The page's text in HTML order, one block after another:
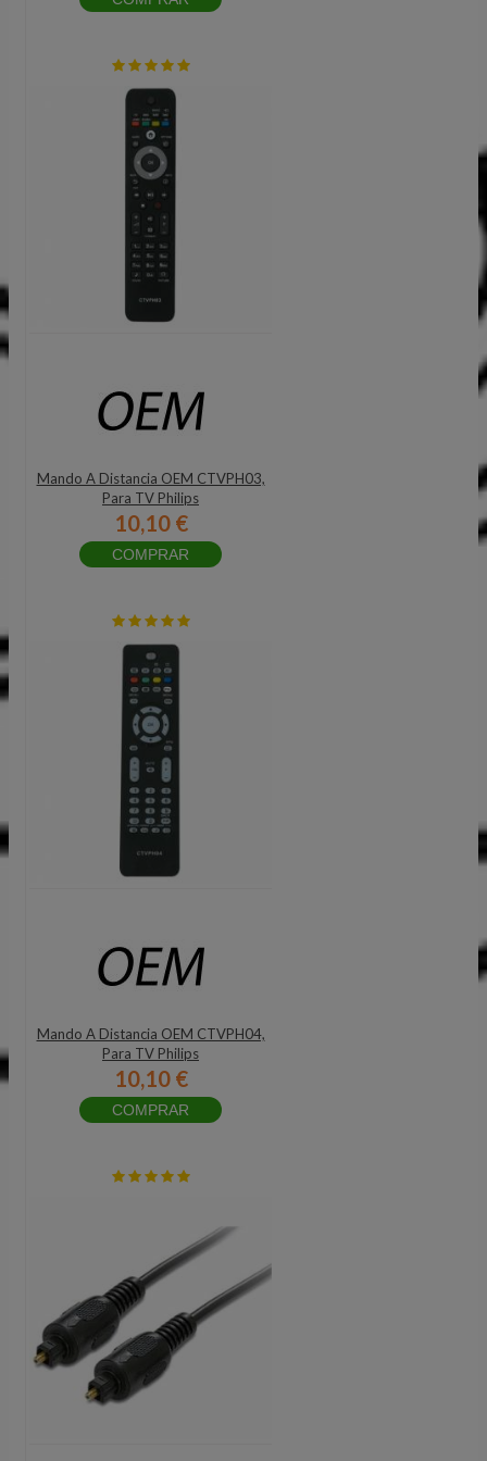
Mando A Distancia OEM CTVPH03,
Para TV Philips
10,10 €
COMPRAR
Mando A Distancia OEM CTVPH04,
Para TV Philips
10,10 €
COMPRAR